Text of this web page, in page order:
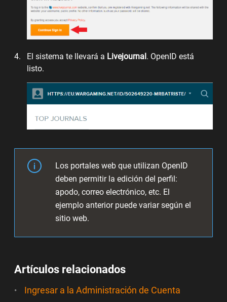
El sistema te llevará a Livejournal. OpenID está
listo.
Los portales web que utilizan OpenID
deben permitir la edición del perfil:
apodo, correo electrónico, etc. El
ejemplo anterior puede variar según el
sitio web.
Artículos relacionados
Ingresar a la Administración de Cuenta